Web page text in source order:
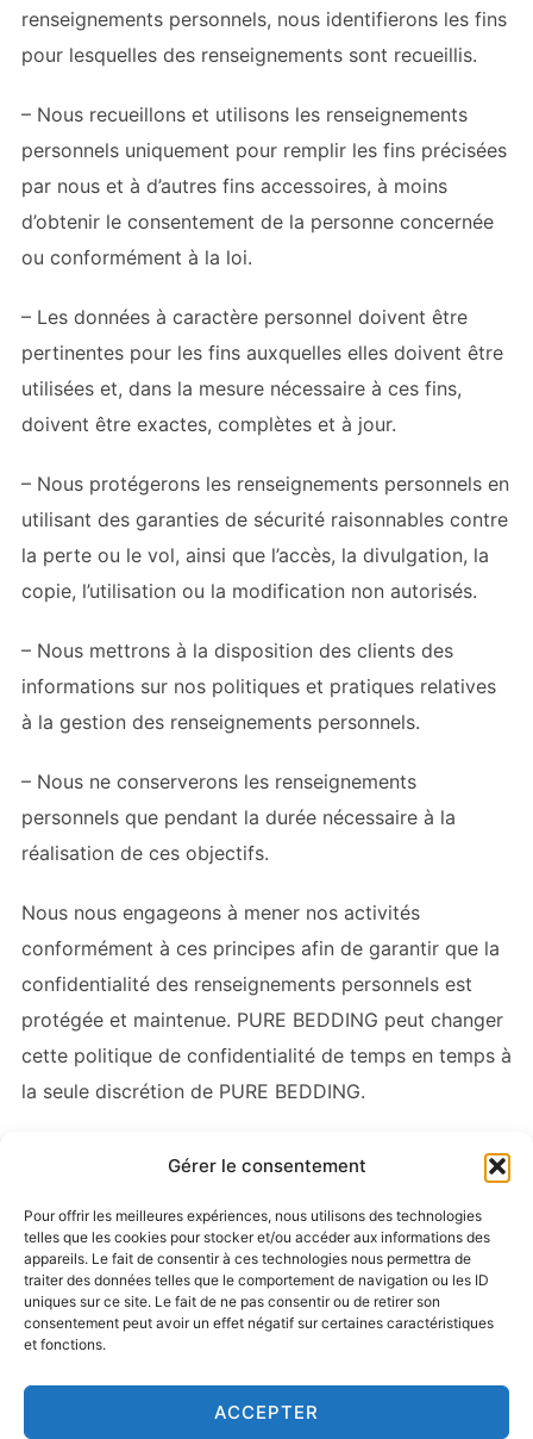
Gérer le consentement
Pour offrir les meilleures expériences, nous utilisons des technologies
telles que les cookies pour stocker et/ou accéder aux informations des
appareils. Le fait de consentir à ces technologies nous permettra de
traiter des données telles que le comportement de navigation ou les ID
uniques sur ce site. Le fait de ne pas consentir ou de retirer son
consentement peut avoir un effet négatif sur certaines caractéristiques
et fonctions.
ACCEPTER
renseignements personnels, nous identifierons les fins
pour lesquelles des renseignements sont recueillis.
– Nous recueillons et utilisons les renseignements
personnels uniquement pour remplir les fins précisées
par nous et à d’autres fins accessoires, à moins
d’obtenir le consentement de la personne concernée
ou conformément à la loi.
– Les données à caractère personnel doivent être
pertinentes pour les fins auxquelles elles doivent être
utilisées et, dans la mesure nécessaire à ces fins,
doivent être exactes, complètes et à jour.
– Nous protégerons les renseignements personnels en
utilisant des garanties de sécurité raisonnables contre
la perte ou le vol, ainsi que l’accès, la divulgation, la
copie, l’utilisation ou la modification non autorisés.
– Nous mettrons à la disposition des clients des
informations sur nos politiques et pratiques relatives
à la gestion des renseignements personnels.
– Nous ne conserverons les renseignements
personnels que pendant la durée nécessaire à la
réalisation de ces objectifs.
Nous nous engageons à mener nos activités
conformément à ces principes afin de garantir que la
confidentialité des renseignements personnels est
protégée et maintenue. PURE BEDDING peut changer
cette politique de confidentialité de temps en temps à
la seule discrétion de PURE BEDDING.